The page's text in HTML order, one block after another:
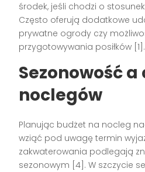
środek, jeśli chodzi o
Często oferują dodatkowe
prywatne ogrody czy
przygotowywania posiłków [1].
Sezonowość a
noclegów
Planując budżet na nocleg
wziąć pod uwagę termin
zakwaterowania podlegają
sezonowym [4]. W szczycie